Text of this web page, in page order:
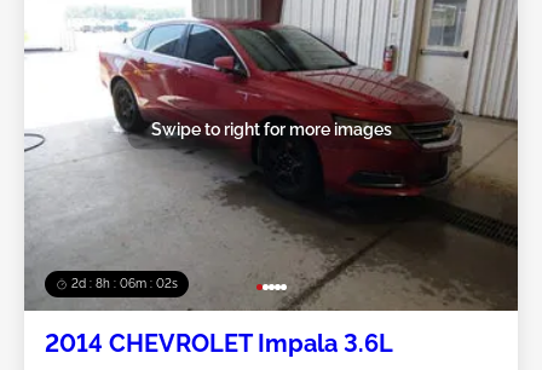
2d : 8h : 05m : 59s
Swipe to right for more images
2014 CHEVROLET Impala 3.6L